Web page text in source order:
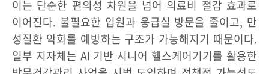
이는 단순한 편의성 차원을 넘어 의료비 절감 효과로
이어진다. 불필요한 입원과 응급실 방문을 줄이고, 만
성질환 악화를 예방하는 구조가 가능해지기 때문이다.
일부 지자체는 AI 기반 시니어 헬스케어기기를 활용한